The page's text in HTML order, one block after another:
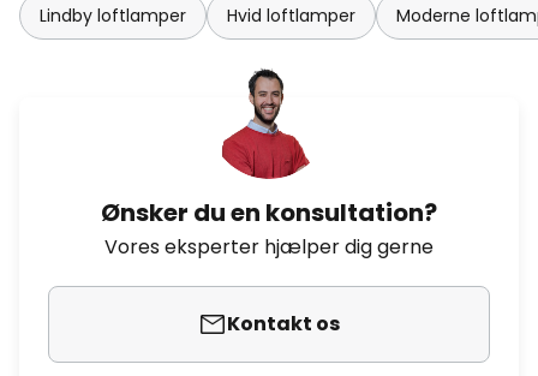
Lindby loftlamper Hvid loftlamper Moderne
Ønsker du en konsultation?
Vores eksperter hjælper dig gerne
Kontakt os